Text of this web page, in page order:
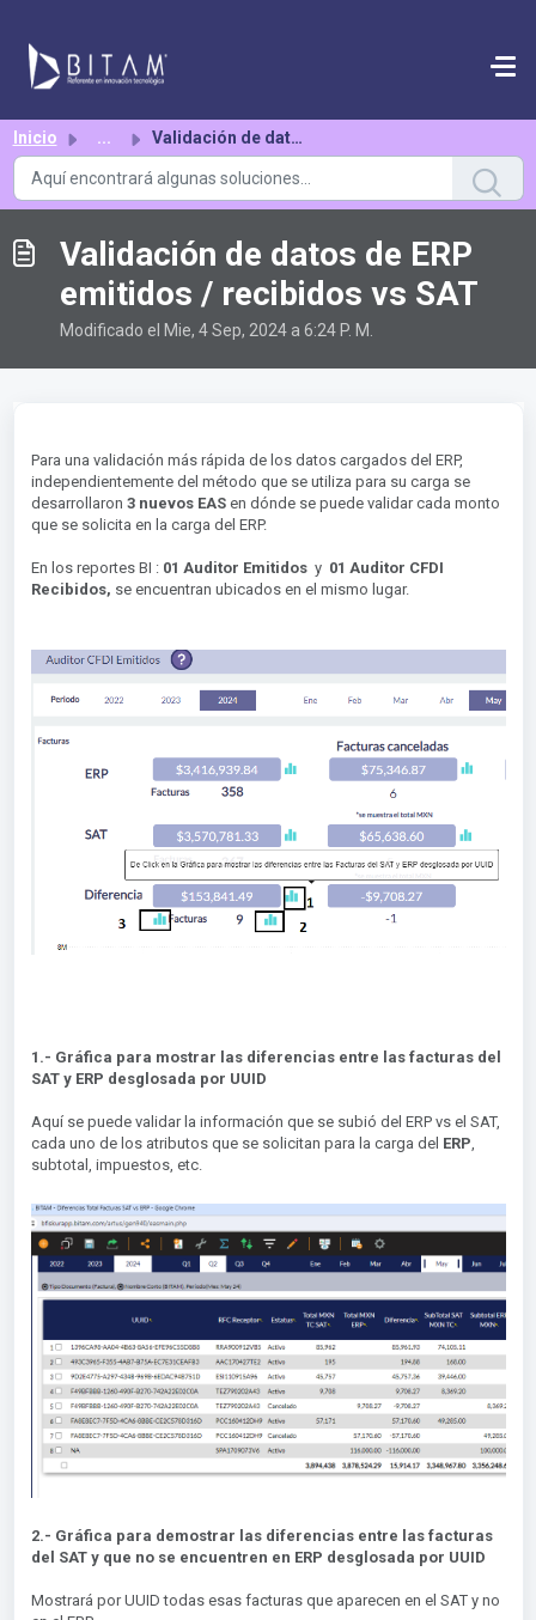
Inicio ... Validación de datos de ERP emitidos / recibidos vs SAT
Validación de datos de ERP
emitidos / recibidos vs SAT
Modificado el Mie, 4 Sep, 2024 a 6:24 P. M.
Para una validación más rápida de los datos cargados del ERP,
independientemente del método que se utiliza para su carga se
desarrollaron 3 nuevos EASen dónde se puede validar cada monto
que se solicita en la carga del ERP.
En los reportes BI : 01 Auditor Emitidos y 01 Auditor CFDI
Recibidos, se encuentran ubicados en el mismo lugar.
1.- Gráfica para mostrar las diferencias entre las facturas del
SAT y ERP desglosada por UUID
Aquí se puede validar la información que se subió del ERP vs el SAT,
cada uno de los atributos que se solicitan para la carga del ERP
subtotal, impuestos, etc.
2.- Gráfica para demostrar las diferencias entre las facturas
del SAT y que no se encuentren en ERP desglosada por UUID
Mostrará por UUID todas esas facturas que aparecen en el SAT y no